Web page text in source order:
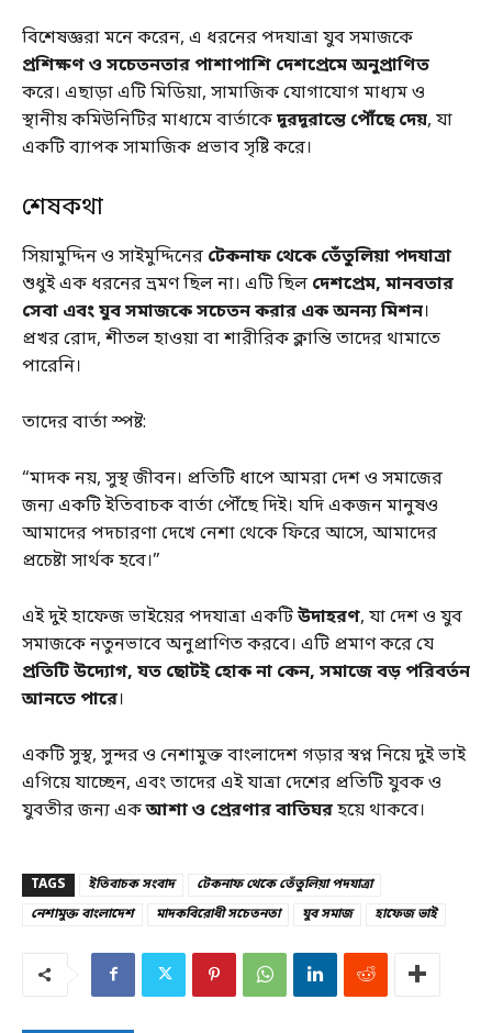
বিশেষজ্ঞরা মনে করেন, এ ধরনের পদযাত্রা যুব সমাজকে
প্রশিক্ষণ ও সচেতনতার পাশাপাশি দেশপ্রেমে অনুপ্রাণিত
করে। এছাড়া এটি মিডিয়া, সামাজিক যোগাযোগ মাধ্যম ও
স্থানীয় কমিউনিটির মাধ্যমে বার্তাকেদূরদূরান্তে পৌঁছে দেয়, যা
একটি ব্যাপক সামাজিক প্রভাব সৃষ্টি করে।
শেষকথা
সিয়ামুদ্দিন ও সাইমুদ্দিনের টেকনাফ থেকে তেঁতুলিয়া পদযাত্রা
শুধুই এক ধরনের ভ্রমণ ছিল না। এটি ছিল দেশপ্রেম, মানবতার
সেবা এবং যুব সমাজকে সচেতন করার এক অনন্য মিশন।
প্রখর রোদ, শীতল হাওয়া বা শারীরিক ক্লান্তি তাদের থামাতে
পারেনি।
তাদের বার্তা স্পষ্ট:
“মাদক নয়, সুস্থ জীবন। প্রতিটি ধাপে আমরা দেশ ও সমাজের
জন্য একটি ইতিবাচক বার্তা পৌঁছে দিই। যদি একজন মানুষও
আমাদের পদচারণা দেখে নেশা থেকে ফিরে আসে, আমাদের
প্রচেষ্টা সার্থক হবে।”
এই দুই হাফেজ ভাইয়ের পদযাত্রা একটিউদাহরণ, যা দেশ ও যুব
সমাজকে নতুনভাবে অনুপ্রাণিত করবে। এটি প্রমাণ করে যে
প্রতিটি উদ্যোগ, যত ছোটই হোক না কেন, সমাজে বড় পরিবর্তন
আনতে পারে।
একটি সুস্থ, সুন্দর ও নেশামুক্ত বাংলাদেশ গড়ার স্বপ্ন নিয়ে দুই ভাই
এগিয়ে যাচ্ছেন, এবং তাদের এই যাত্রা দেশের প্রতিটি যুবক ও
যুবতীর জন্য একআশা ও প্রেরণার বাতিঘরহয়ে থাকবে।
TAGS ইতিবাচক সংবাদ
টেকনাফ থেকে তেঁতুলিয়া পদযাত্রা
নেশামুক্ত বাংলাদেশ
মাদকবিরোধী সচেতনতা যুব সমাজ হাফেজ ভাই